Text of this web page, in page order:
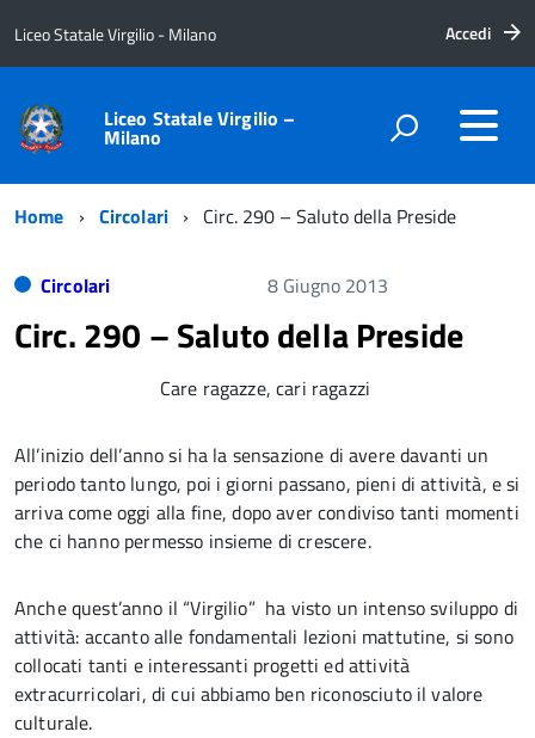
Liceo Statale Virgilio - Milano Accedi
Liceo Statale Virgilio –
Milano
Home Circolari Circ. 290 – Saluto della Preside
Circolari 8 Giugno 2013
Circ. 290 – Saluto della Preside
Care ragazze, cari ragazzi
All’inizio dell’anno si ha la sensazione di avere davanti un
periodo tanto lungo, poi i giorni passano, pieni di attività, e si
arriva come oggi alla fine, dopo aver condiviso tanti momenti
che ci hanno permesso insieme di crescere.
Anche quest’anno il “Virgilio” ha visto un intenso sviluppo di
attività: accanto alle fondamentali lezioni mattutine, si sono
collocati tanti e interessanti progetti ed attività
extracurricolari, di cui abbiamo ben riconosciuto il valore
culturale.